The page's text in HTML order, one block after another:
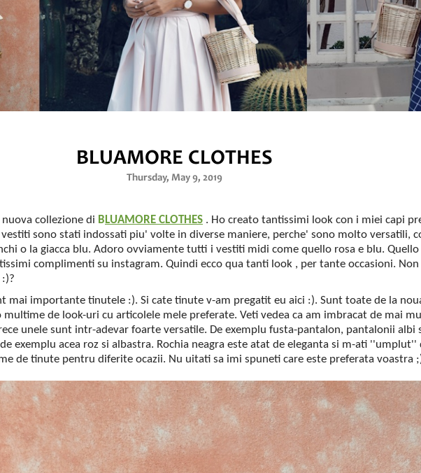
BLUAMORE CLOTHES
Thursday, May 9, 2019
collezione di B LUAMORE CLOTHES . Ho creato tantissimi look con i miei capi
sono stati indossati piu' volte in diverse maniere, perche' sono molto versatili,
o la giacca blu. Adoro ovviamente tutti i vestiti midi come quello rosa e blu. Quello
complimenti su instagram. Quindi ecco qua tanti look , per tante occasioni.
mai importante tinutele :). Si cate tinute v-am pregatit eu aici :). Sunt toate de la
multime de look-uri cu articolele mele preferate. Veti vedea ca am imbracat de mai
unele sunt intr-adevar foarte versatile. De exemplu fusta-pantalon, pantalonii albi
exemplu acea roz si albastra. Rochia neagra este atat de eleganta si m-ati
de tinute pentru diferite ocazii. Nu uitati sa imi spuneti care este preferata voastra